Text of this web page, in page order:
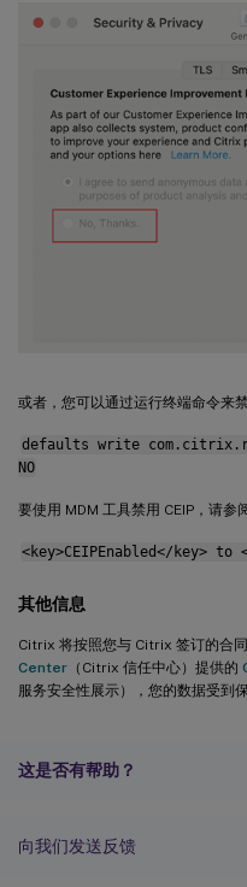
或者，您可以通过运行终端命令来禁
defaults write
NO
要使用 MDM 工具禁用 CEIP，请参
<key>CEIPEnabled</key> to
其他信息
Citrix 将按照您与 Citrix 签订的合
Center （Citrix 信任中心）提供的
服务安全性展示），您的数据受到保
这是否有帮助？
向我们发送反馈